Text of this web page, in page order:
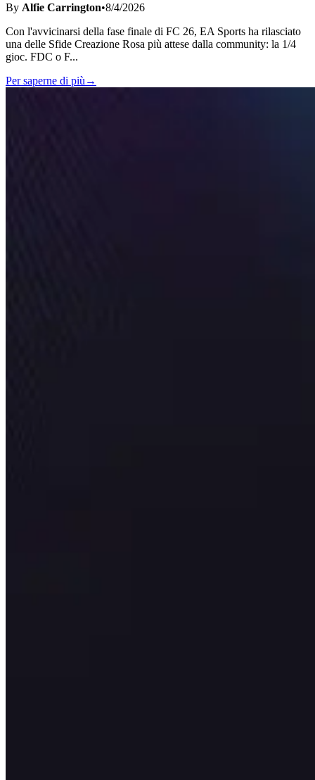
By Alfie Carrington•8/4/2026
Con l'avvicinarsi della fase finale di FC 26, EA Sports ha rilasciato
una delle Sfide Creazione Rosa più attese dalla community: la 1/4
gioc. FDC o F...
Per saperne di più →